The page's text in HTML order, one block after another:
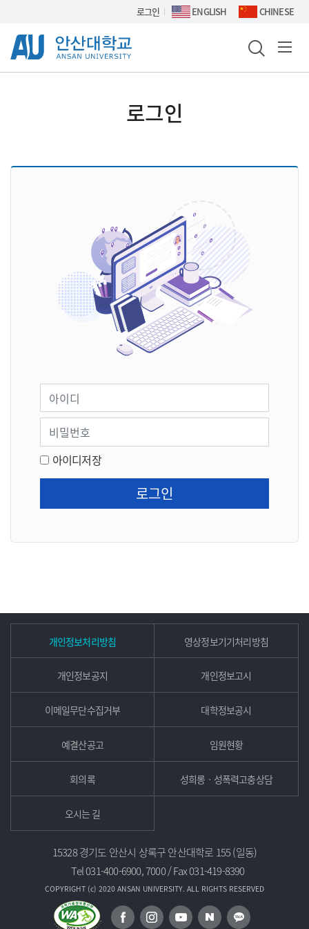
Skip Menu로그인 ENGLISH CHINESE
로그인
아이디
비밀번호
아이디저장
개인정보처리방침 영상정보기기처리방침
개인정보공지 개인정보고시
이메일무단수집거부 대학정보공시
예결산공고 임원현황
회의록 성희롱ㆍ성폭력고충상담
오시는 길
15328 경기도 안산시 상록구 안산대학로 155 (일동)
Tel 031-400-6900, 7000 / Fax 031-419-8390
COPYRIGHT (c) 2020 ANSAN UNIVERSITY. ALL RIGHTS RESERVED